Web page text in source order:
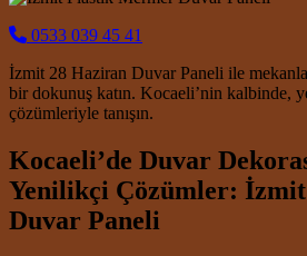
0533 039 45 41
İzmit 28 Haziran Duvar Paneli ile
bir dokunuş katın. Kocaeli’nin kalbinde,
çözümleriyle tanışın.
Kocaeli’de Duvar
Yenilikçi Çözümler:
Duvar Paneli